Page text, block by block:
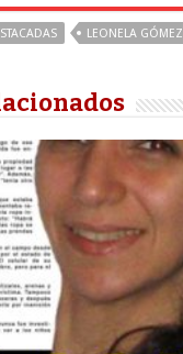
LEONELA GÓMEZ